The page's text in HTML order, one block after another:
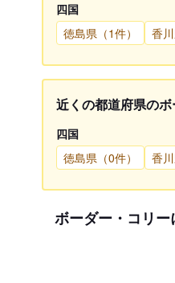
四国
徳島県（1件）
香川
近くの都道府県の
四国
徳島県（0件）
香川
ボーダー・コリ